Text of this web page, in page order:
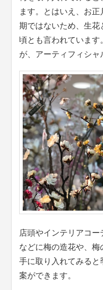
ます。とはいえ、お
期ではないため、生
頃とも言われていま
が、アーティフィシャ
店頭やインテリアコ
などに梅の造花や、
手に取り入れてみる
案ができます。